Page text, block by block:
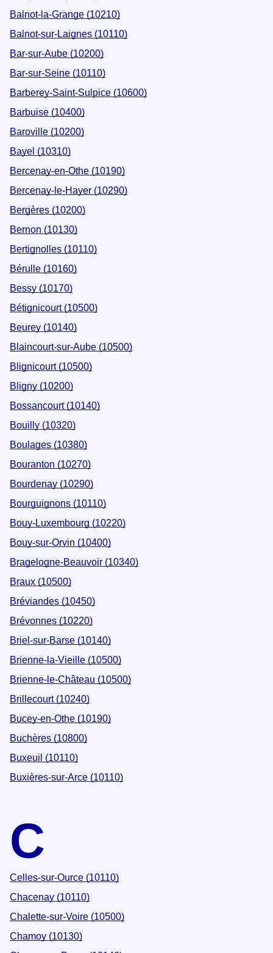
Balnot-la-Grange (10210)
Balnot-sur-Laignes (10110)
Bar-sur-Aube (10200)
Bar-sur-Seine (10110)
Barberey-Saint-Sulpice (10600)
Barbuise (10400)
Baroville (10200)
Bayel (10310)
Bercenay-en-Othe (10190)
Bercenay-le-Hayer (10290)
Bergères (10200)
Bernon (10130)
Bertignolles (10110)
Bérulle (10160)
Bessy (10170)
Bétignicourt (10500)
Beurey (10140)
Blaincourt-sur-Aube (10500)
Blignicourt (10500)
Bligny (10200)
Bossancourt (10140)
Bouilly (10320)
Boulages (10380)
Bouranton (10270)
Bourdenay (10290)
Bourguignons (10110)
Bouy-Luxembourg (10220)
Bouy-sur-Orvin (10400)
Bragelogne-Beauvoir (10340)
Braux (10500)
Bréviandes (10450)
Brévonnes (10220)
Briel-sur-Barse (10140)
Brienne-la-Vieille (10500)
Brienne-le-Château (10500)
Brillecourt (10240)
Bucey-en-Othe (10190)
Buchères (10800)
Buxeuil (10110)
Buxières-sur-Arce (10110)
C
Celles-sur-Ource (10110)
Chacenay (10110)
Chalette-sur-Voire (10500)
Chamoy (10130)